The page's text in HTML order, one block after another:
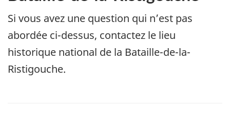
Si vous avez une question qui n’est pas
abordée ci-dessus, contactez le lieu
historique national de la Bataille-de-la-
Ristigouche.